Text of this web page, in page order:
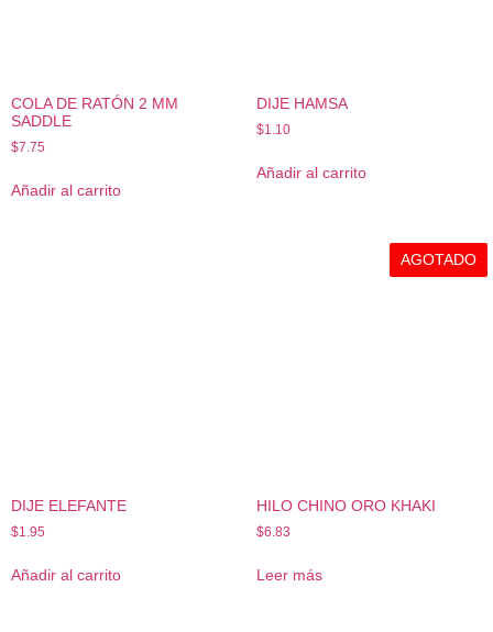
COLA DE RATÓN 2 MM
SADDLE
$7.75
Añadir al carrito
DIJE HAMSA
$1.10
Añadir al carrito
DIJE ELEFANTE
$1.95
Añadir al carrito
AGOTADO
HILO CHINO ORO KHAKI
$6.83
Leer más